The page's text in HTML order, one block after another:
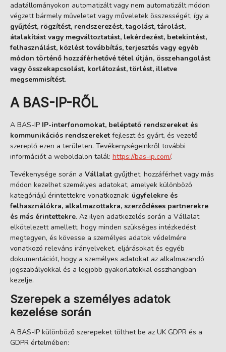
adatállományokon automatizált vagy nem automatizált módon
végzett bármely műveletet vagy műveletek összességét, így a
gyűjtést, rögzítést, rendszerezést, tagolást, tárolást,
átalakítást vagy megváltoztatást, lekérdezést, betekintést,
felhasználást, közlést továbbítás, terjesztés vagy egyéb
módon történő hozzáférhetővé tétel útján, összehangolást
vagy összekapcsolást, korlátozást, törlést, illetve
megsemmisítést.
A BAS-IP-RŐL
A BAS-IP IP-interfonomokat, beléptető rendszereket és
kommunikációs rendszereket fejleszt és gyárt, és vezető
szereplő ezen a területen. Tevékenységeinkről további
információt a weboldalon talál: https://bas-ip.com/.
Tevékenysége során a Vállalat gyűjthet, hozzáférhet vagy más
módon kezelhet személyes adatokat, amelyek különböző
kategóriájú érintettekre vonatkoznak: ügyfelekre és
felhasználókra, alkalmazottakra, szerződéses partnerekre
és más érintettekre. Az ilyen adatkezelés során a Vállalat
elkötelezett amellett, hogy minden szükséges intézkedést
megtegyen, és kövesse a személyes adatok védelmére
vonatkozó releváns irányelveket, eljárásokat és egyéb
dokumentációt, hogy a személyes adatokat az alkalmazandó
jogszabályokkal és a legjobb gyakorlatokkal összhangban
kezelje.
Szerepek a személyes adatok
kezelése során
A BAS-IP különböző szerepeket tölthet be az UK GDPR és a
GDPR értelmében: